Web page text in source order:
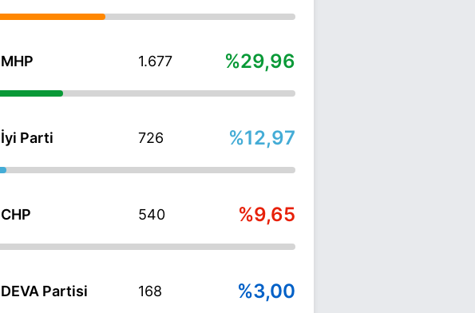
MHP 1.677 %29,96
İyi Parti 726 %12,97
CHP 540 %9,65
DEVA Partisi 168 %3,00